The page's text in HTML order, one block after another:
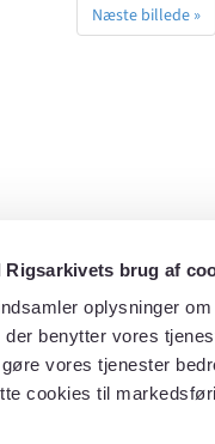
Rigsarkivets brug af
oplysninger
der benytter vores
vores tjenester
cookies til
Næste billede »